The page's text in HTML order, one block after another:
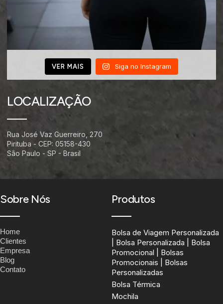
VER MAIS Siga no Instagram
LOCALIZAÇÃO
Rua José Vaz Guerreiro, 270
Pirituba - CEP: 05158-430
São Paulo - SP - Brasil
Sobre Nós
Home
Clientes
Empresa
Blog
Contato
Produtos
Bolsa de Viagem Personalizada
| Bolsa Personalizada | Bolsa
Promocional | Bolsas
Promocionais | Bolsas
Personalizadas
Bolsa Térmica
Mochila